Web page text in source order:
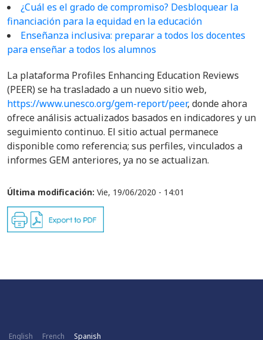
¿Cuál es el grado de compromiso? Desbloquear la
financiación para la equidad en la educación
Enseñanza inclusiva: preparar a todos los docentes
para enseñar a todos los alumnos
La plataforma Profiles Enhancing Education Reviews
(PEER) se ha trasladado a un nuevo sitio web,
https://www.unesco.org/gem-report/peer, donde ahora
ofrece análisis actualizados basados en indicadores y un
seguimiento continuo. El sitio actual permanece
disponible como referencia; sus perfiles, vinculados a
informes GEM anteriores, ya no se actualizan.
Última modificación: Vie, 19/06/2020 - 14:01
English French Spanish